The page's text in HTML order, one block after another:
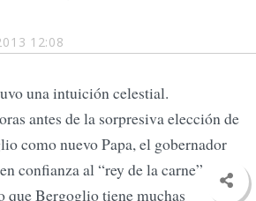
12:08
una intuición celestial.
antes de la sorpresiva elección de
como nuevo Papa, el gobernador
confianza al “rey de la carne”
Bergoglio tiene muchas